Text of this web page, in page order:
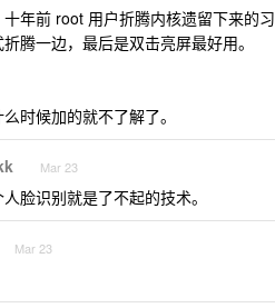
年前 root 用户折腾内核遗留下来的习
腾一边，最后是双击亮屏最好用。
时候加的就不了解了。
Mar 23
脸识别就是了不起的技术。
Mar 23